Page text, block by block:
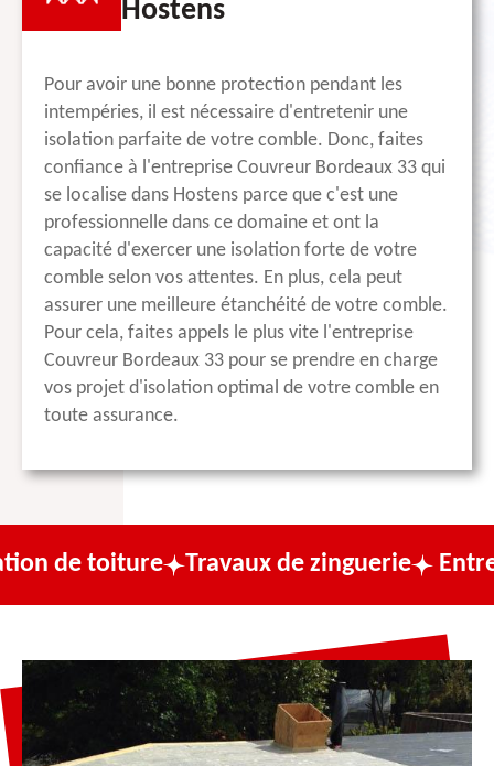
Hostens
Pour avoir une bonne protection pendant les
intempéries, il est nécessaire d'entretenir une
isolation parfaite de votre comble. Donc, faites
confiance à l'entreprise Couvreur Bordeaux 33 qui
se localise dans Hostens parce que c'est une
professionnelle dans ce domaine et ont la
capacité d'exercer une isolation forte de votre
comble selon vos attentes. En plus, cela peut
assurer une meilleure étanchéité de votre comble.
Pour cela, faites appels le plus vite l'entreprise
Couvreur Bordeaux 33 pour se prendre en charge
vos projet d'isolation optimal de votre comble en
toute assurance.
Travaux de zinguerie Entreprise de